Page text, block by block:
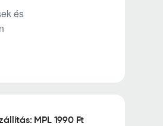
és
MPL 1990 Ft